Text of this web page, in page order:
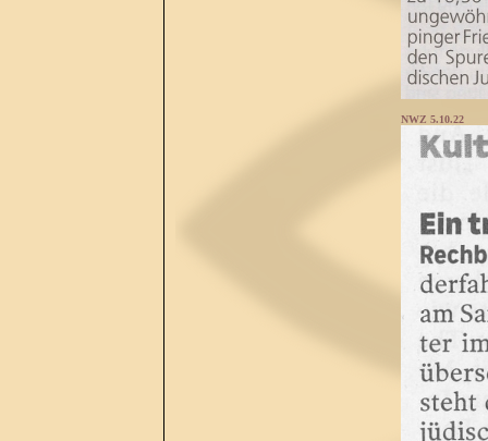
NWZ 5.10.22